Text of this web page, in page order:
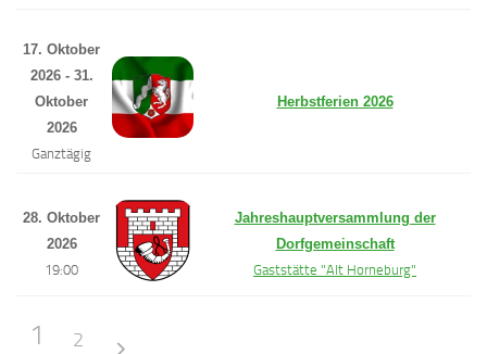
17. Oktober
2026 - 31.
Oktober
2026
Ganztägig
Herbstferien 2026
28. Oktober
2026
19:00
Jahreshauptversammlung der
Dorfgemeinschaft
Gaststätte "Alt Horneburg"
1 2